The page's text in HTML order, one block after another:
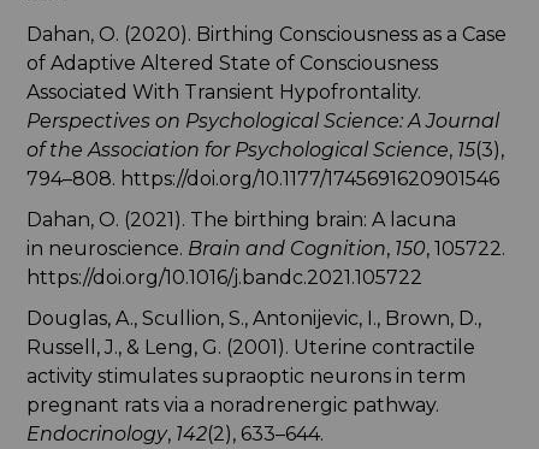
Dahan, O. (2020). Birthing Consciousness as a Case
of Adaptive Altered State of Consciousness
Associated With Transient Hypofrontality.
Perspectives on Psychological Science: A Journal
of the Association for Psychological Science, 15(3),
794–808. https://doi.org/10.1177/1745691620901546
Dahan, O. (2021). The birthing brain: A lacuna
in neuroscience. Brain and Cognition, 150, 105722.
https://doi.org/10.1016/j.bandc.2021.105722
Douglas, A., Scullion, S., Antonijevic, I., Brown, D.,
Russell, J., & Leng, G. (2001). Uterine contractile
activity stimulates supraoptic neurons in term
pregnant rats via a noradrenergic pathway.
Endocrinology, 142(2), 633–644.